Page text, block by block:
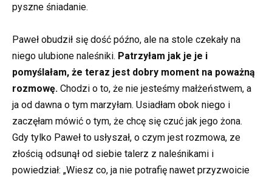
pyszne śniadanie.
Paweł obudził się dość późno, ale na stole czekały na
niego ulubione naleśniki. Patrzyłam jak je je i
pomyślałam, że teraz jest dobry moment na poważną
rozmowę. Chodzi o to, że nie jesteśmy małżeństwem, a
ja od dawna o tym marzyłam. Usiadłam obok niego i
zaczęłam mówić o tym, że chcę się czuć jak jego żona.
Gdy tylko Paweł to usłyszał, o czym jest rozmowa, ze
złością odsunął od siebie talerz z naleśnikami i
powiedział: „Wiesz co, ja nie potrafię nawet przyzwoicie